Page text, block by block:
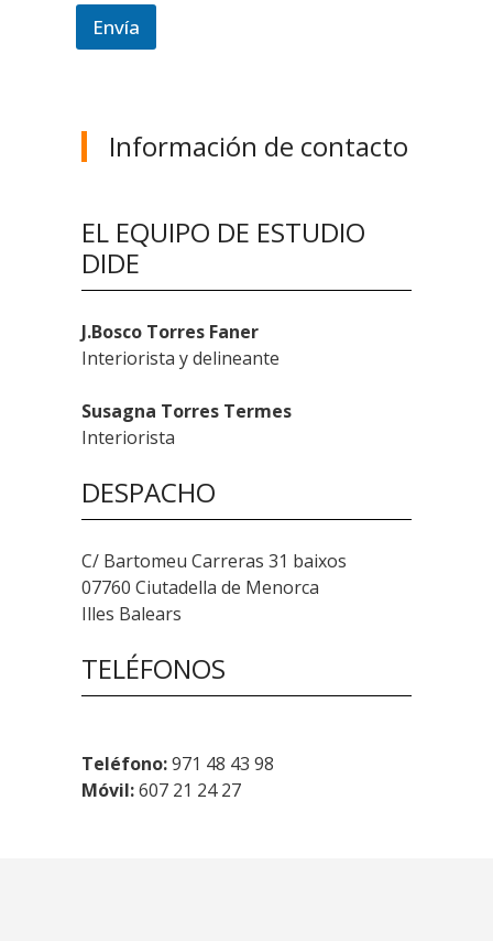
Envía
Información de contacto
EL EQUIPO DE ESTUDIO
DIDE
J.Bosco Torres Faner
Interiorista y delineante
Susagna Torres Termes
Interiorista
DESPACHO
C/ Bartomeu Carreras 31 baixos
07760 Ciutadella de Menorca
Illes Balears
TELÉFONOS
Teléfono:971 48 43 98
Móvil:607 21 24 27